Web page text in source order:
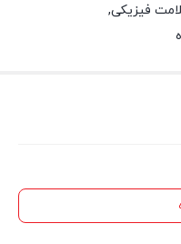
فیزیکی,